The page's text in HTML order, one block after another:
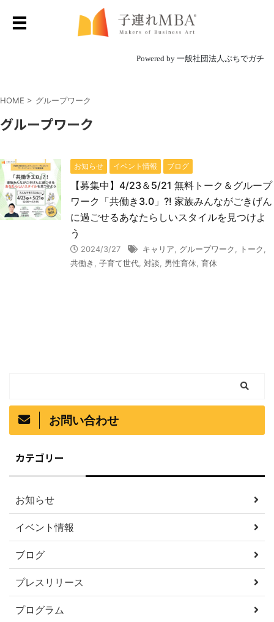
Powered by 一般社団法人ぷちでガチ
HOME > グループワーク
グループワーク
お知らせ イベント情報 ブログ
【募集中】4/23＆5/21 無料トーク＆グループ
ワーク「共働き3.0」?! 家族みんながごきげん
に過ごせるあなたらしいスタイルを見つけよ
う
2024/3/27 キャリア グループワーク トーク
共働き
子育て世代 対談 男性育休 育休
お問い合わせ
カテゴリー
お知らせ
イベント情報
ブログ
プレスリリース
プログラム